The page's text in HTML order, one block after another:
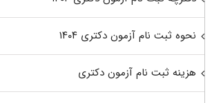
نحوه ثبت نام آزمون دکتری ۱۴۰۴
هزینه ثبت نام آزمون دکتری